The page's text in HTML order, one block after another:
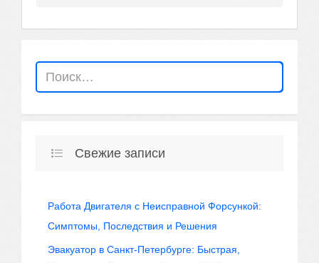
Свежие записи
Работа Двигателя с Неисправной Форсункой:
Симптомы, Последствия и Решения
Эвакуатор в Санкт-Петербурге: Быстрая,